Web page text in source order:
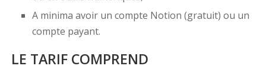
A minima avoir un compte Notion (gratuit) ou un
compte payant.
LE TARIF COMPREND